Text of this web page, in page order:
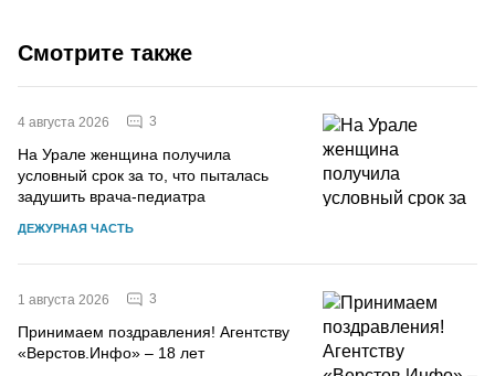
Смотрите также
4 августа 2026 3
На Урале женщина получила
условный срок за то, что пыталась
задушить врача-педиатра
ДЕЖУРНАЯ ЧАСТЬ
1 августа 2026 3
Принимаем поздравления! Агентству
«Верстов.Инфо» – 18 лет